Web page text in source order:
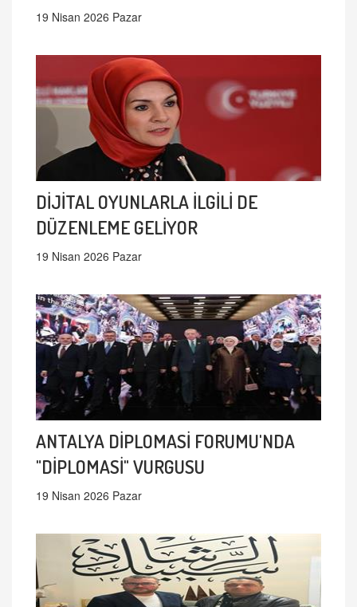
19 Nisan 2026 Pazar
DİJİTAL OYUNLARLA İLGİLİ DE
DÜZENLEME GELİYOR
19 Nisan 2026 Pazar
ANTALYA DİPLOMASİ FORUMU'NDA
"DİPLOMASİ" VURGUSU
19 Nisan 2026 Pazar